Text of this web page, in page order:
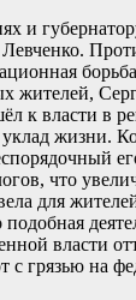
и
жителей,
к власти в
жизни.
что
для
власти
с грязью на